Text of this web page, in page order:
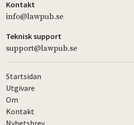
Kontakt
info@lawpub.se
Teknisk support
support@lawpub.se
Startsidan
Utgivare
Om
Kontakt
Nyhetsbrev